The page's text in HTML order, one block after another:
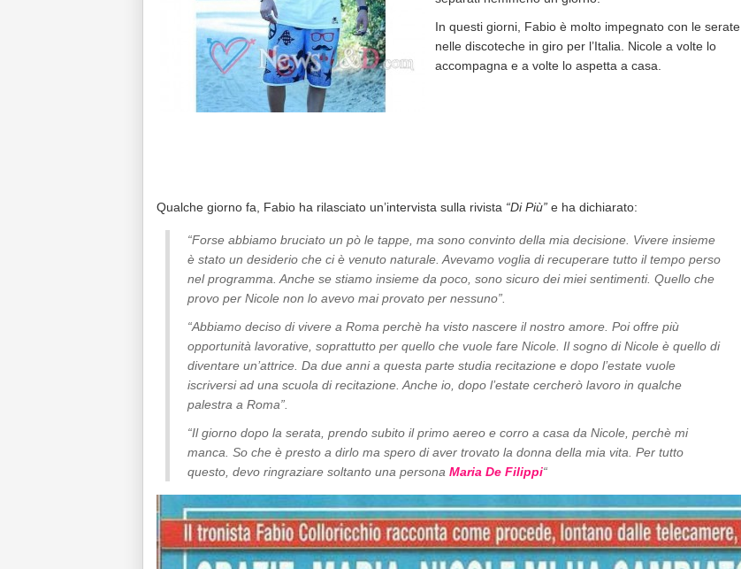
In questi giorni, Fabio è molto impegnato con le serate
nelle discoteche in giro per l’Italia. Nicole a volte lo
accompagna e a volte lo aspetta a casa.
Qualche giorno fa, Fabio ha rilasciato un’intervista sulla rivista “Di Più” e ha dichiarato:
“Forse abbiamo bruciato un pò le tappe, ma sono convinto della mia decisione. Vivere insieme
è stato un desiderio che ci è venuto naturale. Avevamo voglia di recuperare tutto il tempo perso
nel programma. Anche se stiamo insieme da poco, sono sicuro dei miei sentimenti. Quello che
provo per Nicole non lo avevo mai provato per nessuno”.
“Abbiamo deciso di vivere a Roma perchè ha visto nascere il nostro amore. Poi offre più
opportunità lavorative, soprattutto per quello che vuole fare Nicole. Il sogno di Nicole è quello di
diventare un’attrice. Da due anni a questa parte studia recitazione e dopo l’estate vuole
iscriversi ad una scuola di recitazione. Anche io, dopo l’estate cercherò lavoro in qualche
palestra a Roma”.
“Il giorno dopo la serata, prendo subito il primo aereo e corro a casa da Nicole, perchè mi
manca. So che è presto a dirlo ma spero di aver trovato la donna della mia vita. Per tutto
questo, devo ringraziare soltanto una persona Maria De Filippi“